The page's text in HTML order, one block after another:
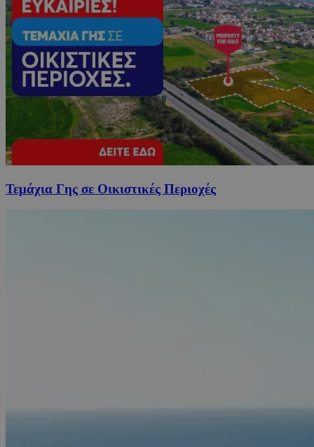
Τεμάχια Γης σε Οικιστικές Περιοχές